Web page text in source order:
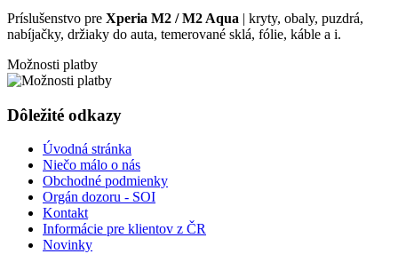
Príslušenstvo pre Xperia M2 / M2 Aqua | kryty, obaly, puzdrá,
nabíjačky, držiaky do auta, temerované sklá, fólie, káble a i.
Možnosti platby
Dôležité odkazy
Úvodná stránka
Niečo málo o nás
Obchodné podmienky
Orgán dozoru - SOI
Kontakt
Informácie pre klientov z ČR
Novinky